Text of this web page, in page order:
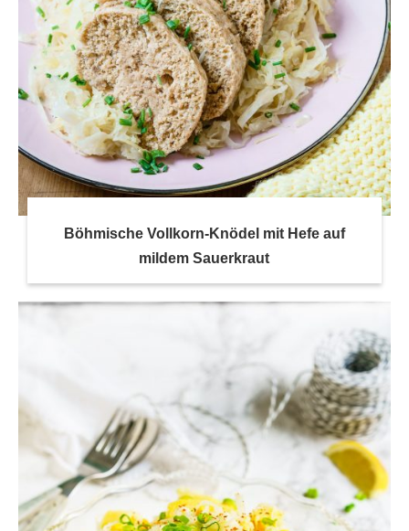
Böhmische Vollkorn-Knödel mit Hefe auf
mildem Sauerkraut